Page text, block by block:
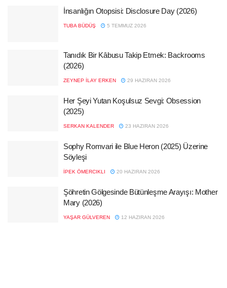
İnsanlığın Otopsisi: Disclosure Day (2026)
TUBA BÜDÜŞ 5 TEMMUZ 2026
Tanıdık Bir Kâbusu Takip Etmek: Backrooms
(2026)
ZEYNEP İLAY ERKEN 29 HAZIRAN 2026
Her Şeyi Yutan Koşulsuz Sevgi: Obsession
(2025)
SERKAN KALENDER 23 HAZIRAN 2026
Sophy Romvari ile Blue Heron (2025) Üzerine
Söyleşi
İPEK ÖMERCIKLI 20 HAZIRAN 2026
Şöhretin Gölgesinde Bütünleşme Arayışı: Mother
Mary (2026)
YAŞAR GÜLVEREN 12 HAZIRAN 2026